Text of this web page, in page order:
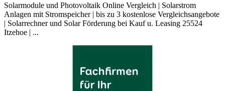
Solarmodule und Photovoltaik Online Vergleich | Solarstrom
Anlagen mit Stromspeicher | bis zu 3 kostenlose Vergleichsangebote
| Solarrechner und Solar Förderung bei Kauf u. Leasing 25524
Itzehoe | ...